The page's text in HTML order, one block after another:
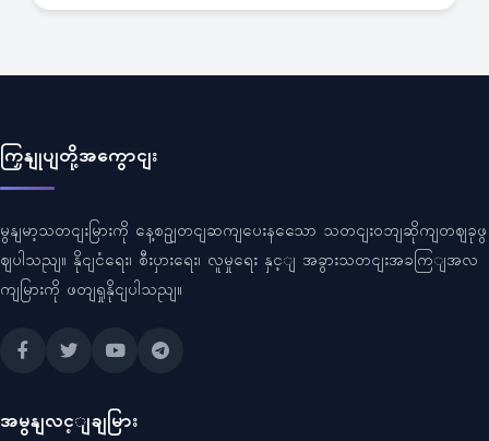
ကြှနျုပျတို့အကွောငျး
မွနျမာ့သတငျးမြားကို နေ့စဥျတငျဆကျပေးနသေော သတငျးဝဘျဆိုကျတဈခုဖွ
ဈပါသညျ။ နိုငျငံရေး၊ စီးပှားရေး၊ လူမှုရေး နှင့ျ အခွားသတငျးအခကြျအလ
ကျမြားကို ဖတျရှုနိုငျပါသညျ။
အမွနျလင့ျချမြား